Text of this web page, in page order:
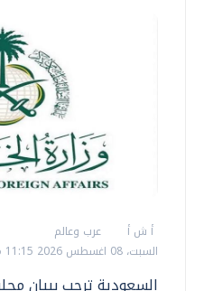
أ ش أ
عرب وعالم
السبت، 08 اغسطس 2026 11:15 م